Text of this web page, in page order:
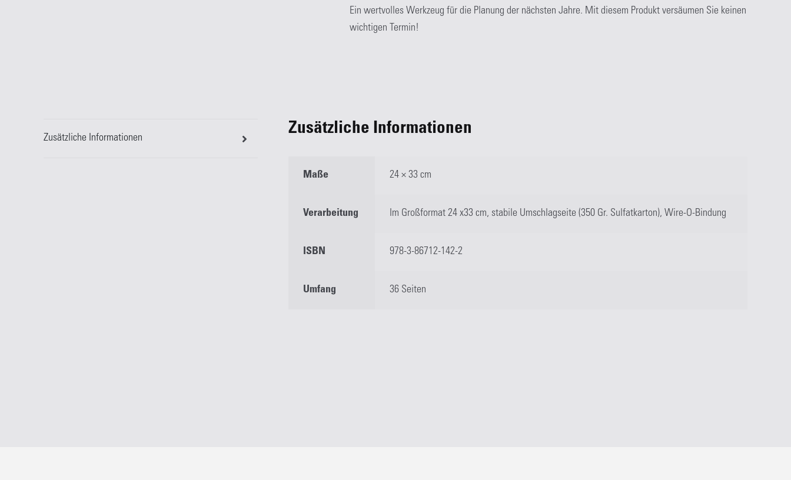
Ein wertvolles Werkzeug für die Planung der nächsten Jahre. Mit diesem Produkt versäumen Sie keinen
wichtigen Termin!
Zusätzliche Informationen
Zusätzliche Informationen
Maße 24 × 33 cm
Verarbeitung Im Großformat 24 x33 cm, stabile Umschlagseite (350 Gr. Sulfatkarton), Wire-O-Bindung
ISBN 978-3-86712-142-2
Umfang 36 Seiten